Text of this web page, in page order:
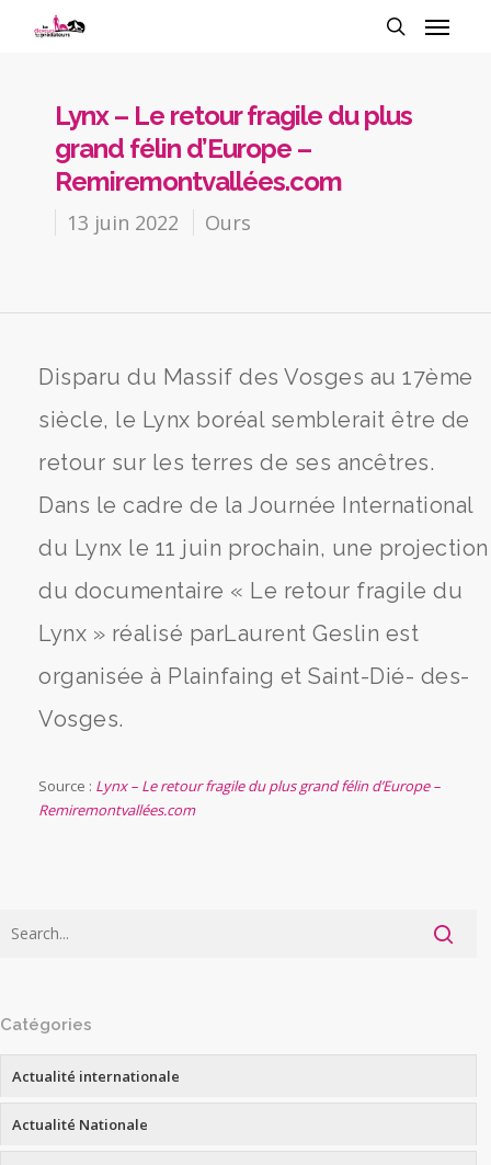
Lynx – Le retour fragile du plus
grand félin d’Europe –
Remiremontvallées.com
13 juin 2022 Ours
Disparu du Massif des Vosges au 17ème
siècle, le Lynx boréal semblerait être de
retour sur les terres de ses ancêtres.
Dans le cadre de la Journée International
du Lynx le 11 juin prochain, une projection
du documentaire « Le retour fragile du
Lynx » réalisé parLaurent Geslin est
organisée à Plainfaing et Saint-Dié- des-
Vosges.
Source : Lynx – Le retour fragile du plus grand félin d’Europe –
Remiremontvallées.com
Catégories
Actualité internationale
Actualité Nationale